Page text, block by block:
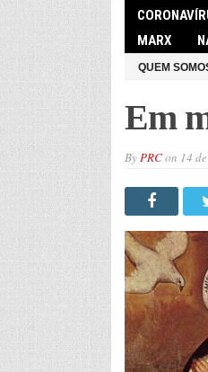
MARX
QUEM
Em
ByPRCon 14